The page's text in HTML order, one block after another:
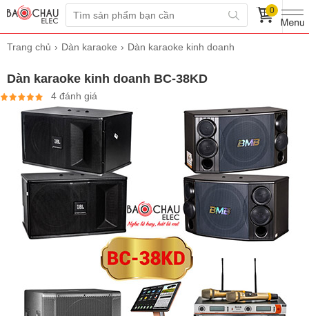
0
Trang chủ Dàn karaoke Dàn karaoke kinh doanh
Dàn karaoke kinh doanh BC-38KD
4 đánh giá